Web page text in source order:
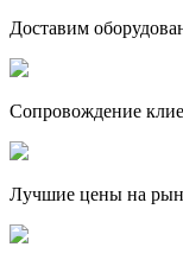
Доставим
Сопровождение
Лучшие цены на